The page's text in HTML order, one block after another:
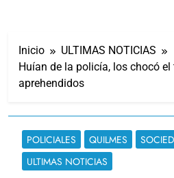
Inicio
ULTIMAS NOTICIAS
Huían de la policía, los chocó
aprehendidos
POLICIALES QUILMES
ULTIMAS NOTICIAS